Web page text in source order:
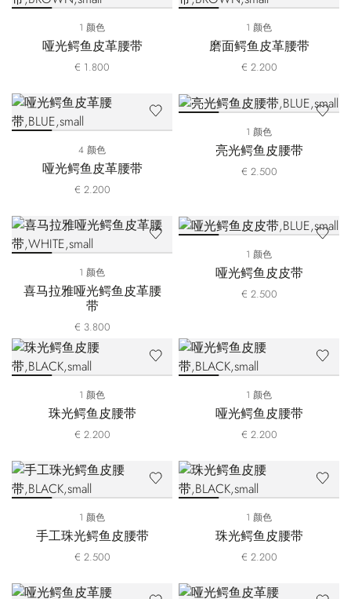
1 颜色
哑光鳄鱼皮革腰带
€ 1.800
1 颜色
磨面鳄鱼皮革腰带
€ 2.200
4 颜色
哑光鳄鱼皮革腰带
€ 2.200
1 颜色
亮光鳄鱼皮腰带
€ 2.500
1 颜色
喜马拉雅哑光鳄鱼皮革腰
带
€ 3.800
1 颜色
哑光鳄鱼皮皮带
€ 2.500
1 颜色
珠光鳄鱼皮腰带
€ 2.200
1 颜色
哑光鳄鱼皮腰带
€ 2.200
1 颜色
手工珠光鳄鱼皮腰带
€ 2.500
1 颜色
珠光鳄鱼皮腰带
€ 2.200